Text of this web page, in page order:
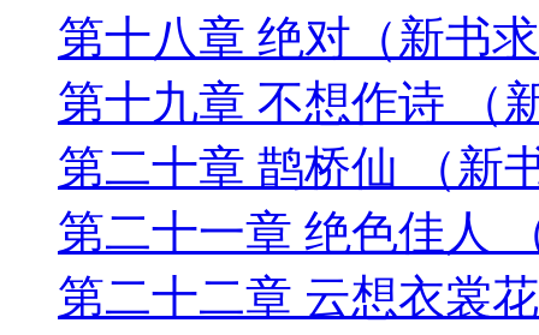
第十八章 绝对（新书
第十九章 不想作诗 （
第二十章 鹊桥仙 （新
第二十一章 绝色佳人
第二十二章 云想衣裳